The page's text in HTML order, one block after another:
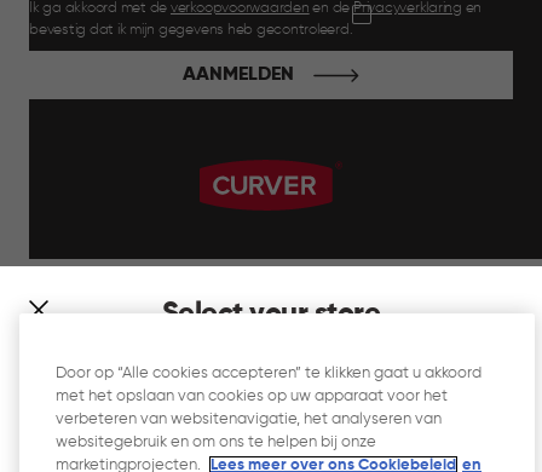
Select your store
which store would you like to shop?
Ik ga akkoord met de verkoopvoorwaarden en dePrivacyverklaring en
bevestig dat ik mijn gegevens heb gecontroleerd.
AANMELDEN
Website Gebruiksvoorwaarden
Privacyverklaring
Door op “Alle cookies accepteren” te klikken gaat u akkoord
met het opslaan van cookies op uw apparaat voor het
verbeteren van websitenavigatie, het analyseren van
websitegebruik en om ons te helpen bij onze
marketingprojecten.
Lees meer over ons Cookiebeleid en